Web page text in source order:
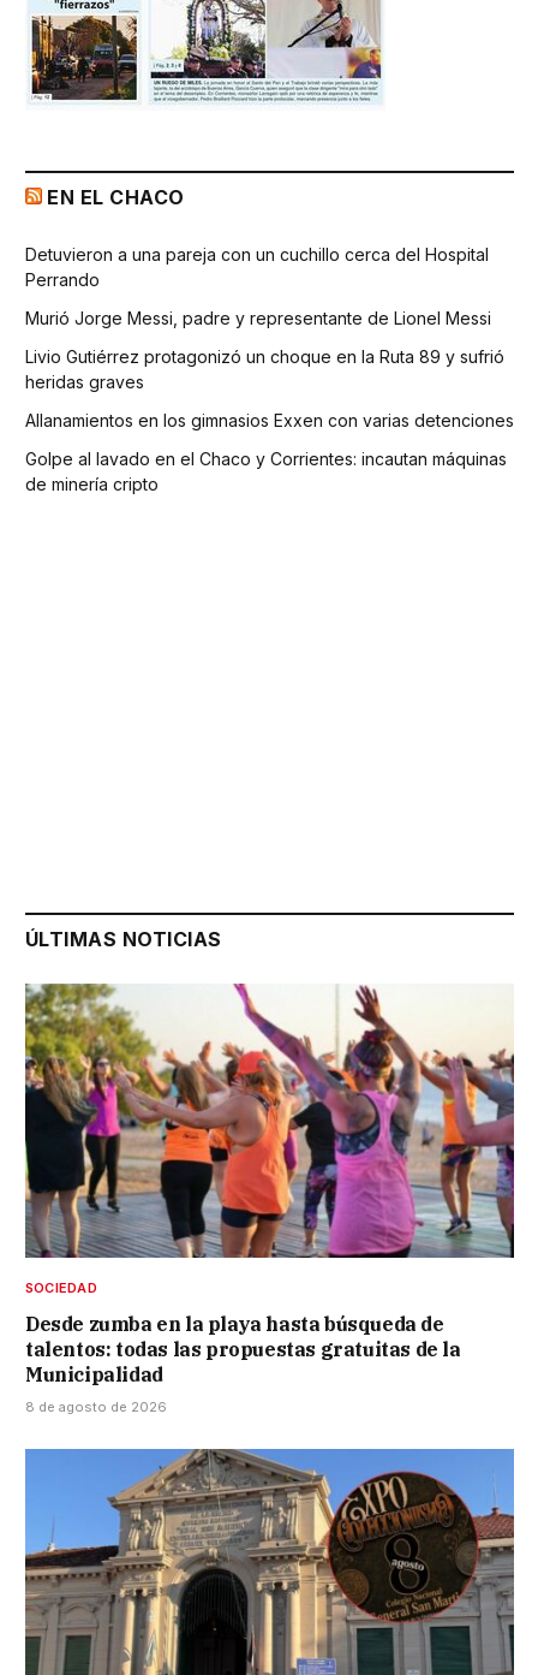
EN EL CHACO
Detuvieron a una pareja con un cuchillo cerca del Hospital
Perrando
Murió Jorge Messi, padre y representante de Lionel Messi
Livio Gutiérrez protagonizó un choque en la Ruta 89 y sufrió
heridas graves
Allanamientos en los gimnasios Exxen con varias detenciones
Golpe al lavado en el Chaco y Corrientes: incautan máquinas
de minería cripto
ÚLTIMAS NOTICIAS
SOCIEDAD
Desde zumba en la playa hasta búsqueda de
talentos: todas las propuestas gratuitas de la
Municipalidad
8 de agosto de 2026